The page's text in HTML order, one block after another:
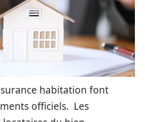
habitation font
officiels. Les